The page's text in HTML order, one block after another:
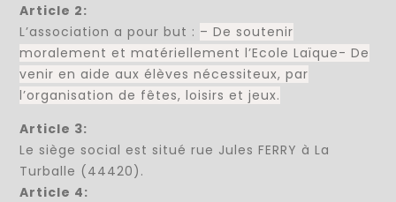
Article 2:
L’association a pour but : – De soutenir
moralement et matériellement l’Ecole Laïque- De
venir en aide aux élèves nécessiteux, par
l’organisation de fêtes, loisirs et jeux.
Article 3:
Le siège social est situé rue Jules FERRY à La
Turballe (44420).
Article 4: